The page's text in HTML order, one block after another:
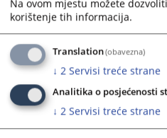
Unutar svih grupa starije
onih koje su na naslovnici
riječ “više” prebaciće vas u
informacija.
Rad suda
Klikom na Rad suda otvoriće
svim novostima (arhivom)
Klikom na neku od kategorija
Na ovom mjestu možete
korištenje tih informacija.
Translation(obavezna)
↓ 2 Servisi treće strane
Analitika o posjećenosti
↓ 2 Servisi treće strane